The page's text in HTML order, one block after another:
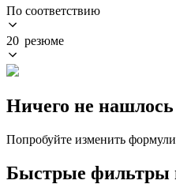
По соответствию
20 резюме
Ничего не нашлось
Попробуйте изменить
Быстрые фильтры